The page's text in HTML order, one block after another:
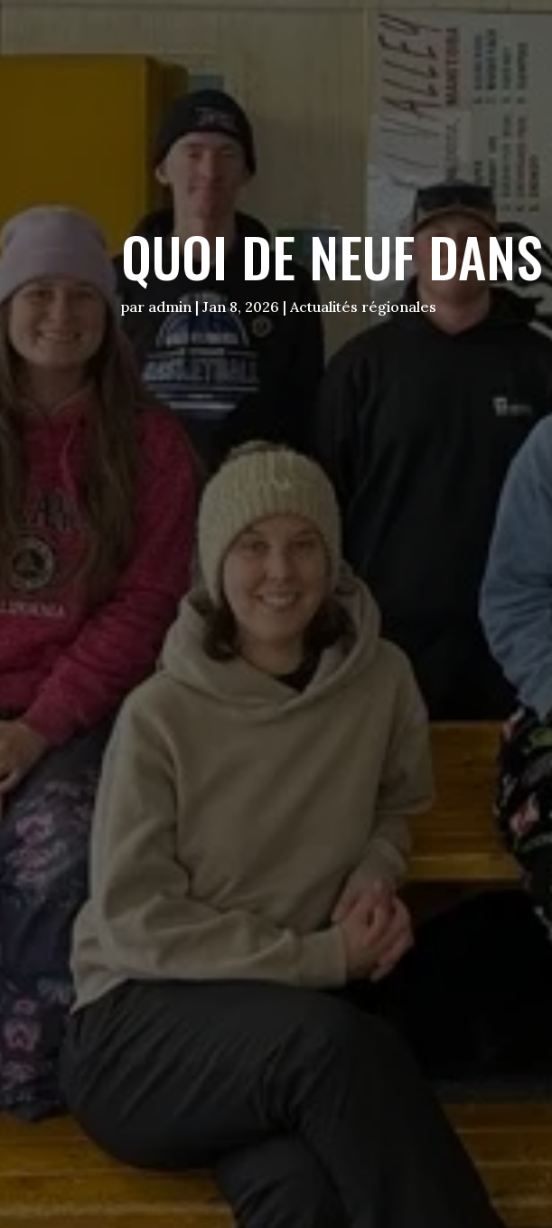
QUOI DE NEUF
par admin |Jan 8, 2026 | Actualités régionales